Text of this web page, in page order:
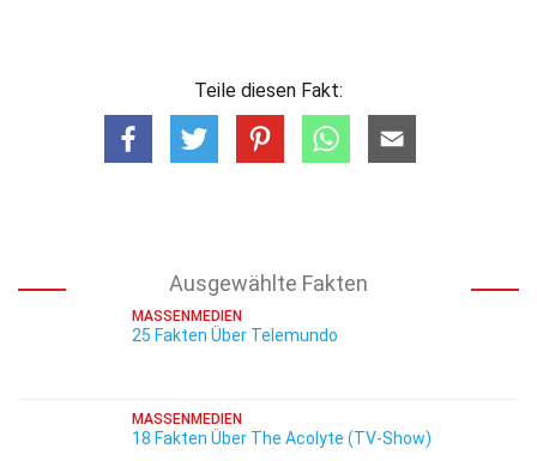
Teile diesen Fakt:
Ausgewählte Fakten
MASSENMEDIEN
25 Fakten Über Telemundo
MASSENMEDIEN
18 Fakten Über The Acolyte (TV-Show)